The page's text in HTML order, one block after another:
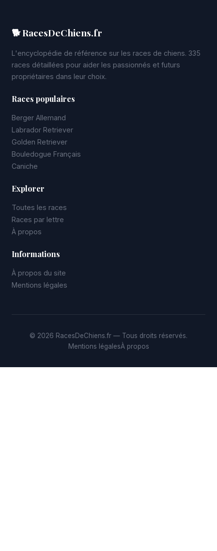
🐕 RacesDeChiens.fr
L'encyclopédie de référence sur les races de chiens. 335
races détaillées pour aider les passionnés et futurs
propriétaires dans leur choix.
Races populaires
Berger Allemand
Labrador Retriever
Golden Retriever
Bouledogue Français
Caniche
Explorer
Toutes les races
Races par lettre
À propos
Informations
À propos du site
Mentions légales
© 2026 RacesDeChiens.fr — Tous droits réservés.
Mentions légalesÀ propos